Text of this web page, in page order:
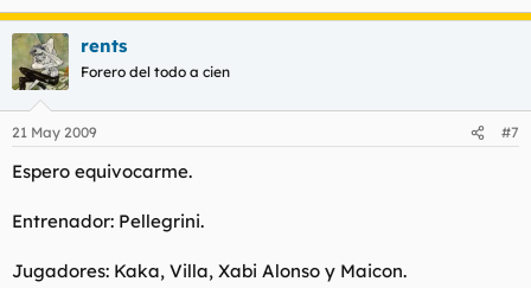
rents
Forero del todo a cien
21 May 2009 #7
Espero equivocarme.
Entrenador: Pellegrini.
Jugadores: Kaka, Villa, Xabi Alonso y Maicon.